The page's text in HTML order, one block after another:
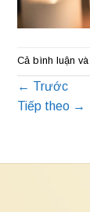
Cả bình luận
← Trước
Tiếp theo →